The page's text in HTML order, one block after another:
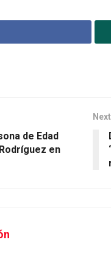
de Edad
en